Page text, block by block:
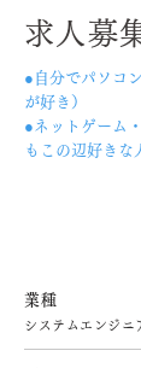
求人募
●自分でパソコ
が好き）
●ネットゲーム
もこの辺好きな
業種
システムエンジニ